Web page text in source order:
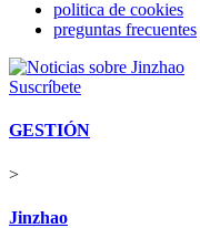
politica de cookies
preguntas frecuentes
Suscríbete
GESTIÓN
>
Jinzhao